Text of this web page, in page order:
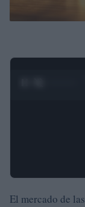
El mercado de las